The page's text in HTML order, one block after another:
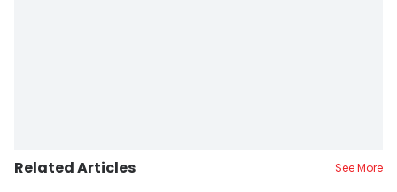
Related Articles See More